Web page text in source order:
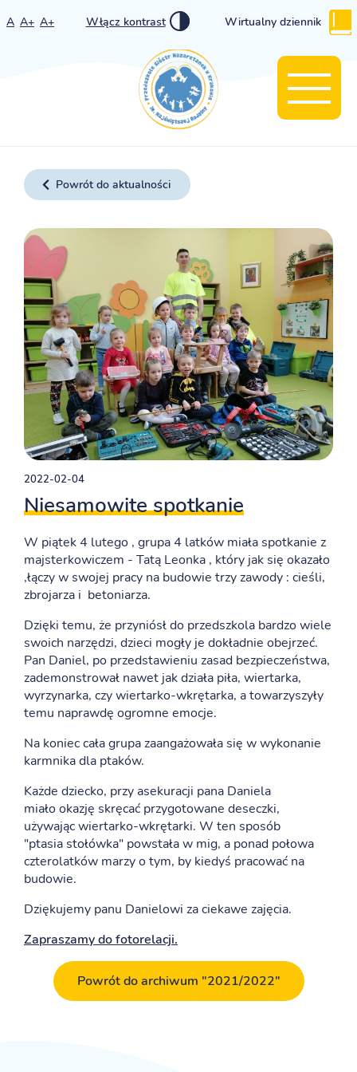
A A+ A+ Włącz kontrast Wirtualny dziennik
Powrót do aktualności
2022-02-04
Niesamowite spotkanie
W piątek 4 lutego , grupa 4 latków miała spotkanie z
majsterkowiczem - Tatą Leonka , który jak się okazało
,łączy w swojej pracy na budowie trzy zawody : cieśli,
zbrojarza i betoniarza.
Dzięki temu, że przyniósł do przedszkola bardzo wiele
swoich narzędzi, dzieci mogły je dokładnie obejrzeć.
Pan Daniel, po przedstawieniu zasad bezpieczeństwa,
zademonstrował nawet jak działa piła, wiertarka,
wyrzynarka, czy wiertarko-wkrętarka, a towarzyszyły
temu naprawdę ogromne emocje.
Na koniec cała grupa zaangażowała się w wykonanie
karmnika dla ptaków.
Każde dziecko, przy asekuracji pana Daniela
miało okazję skręcać przygotowane deseczki,
używając wiertarko-wkrętarki. W ten sposób
"ptasia stołówka" powstała w mig, a ponad połowa
czterolatków marzy o tym, by kiedyś pracować na
budowie.
Dziękujemy panu Danielowi za ciekawe zajęcia.
Zapraszamy do fotorelacji.
Powrót do archiwum "2021/2022"